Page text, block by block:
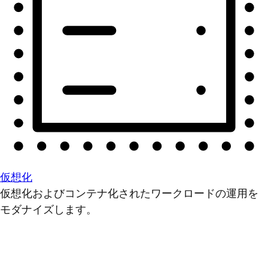
仮想化
仮想化およびコンテナ化されたワークロードの運用を
モダナイズします。